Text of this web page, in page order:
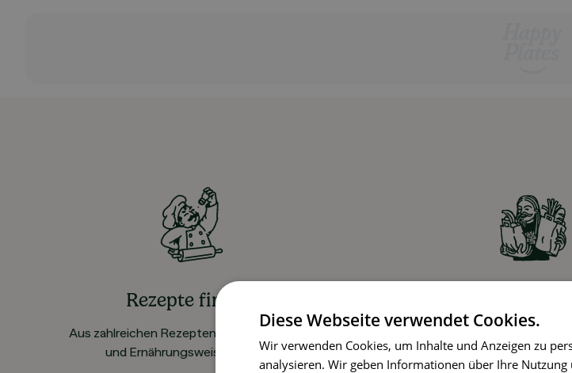
Rezepte finden
Aus zahlreichen Rezepten für alle Vorlieben
und Ernährungsweisen wählen
gewählten Rezepte
Diese Webseite verwendet Cookies.
Wir verwenden Cookies, um Inhalte und Anzeigen zu
analysieren. Wir geben Informationen über Ihre